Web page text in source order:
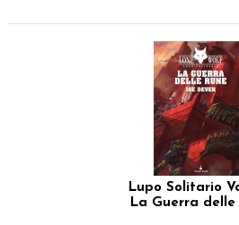
Lupo Solitario
La Guerra delle